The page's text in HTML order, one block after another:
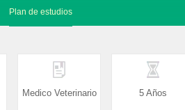
Plan de estudios
Medico Veterinario 5 Años